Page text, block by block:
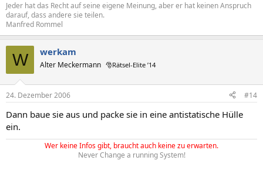
Jeder hat das Recht auf seine eigene Meinung, aber er hat keinen Anspruch
darauf, dass andere sie teilen.
Manfred Rommel
W werkam
Alter Meckermann 🎅Rätsel-Elite ’14
24. Dezember 2006 #14
Dann baue sie aus und packe sie in eine antistatische Hülle
ein.
Wer keine Infos gibt, braucht auch keine zu erwarten.
Never Change a running System!